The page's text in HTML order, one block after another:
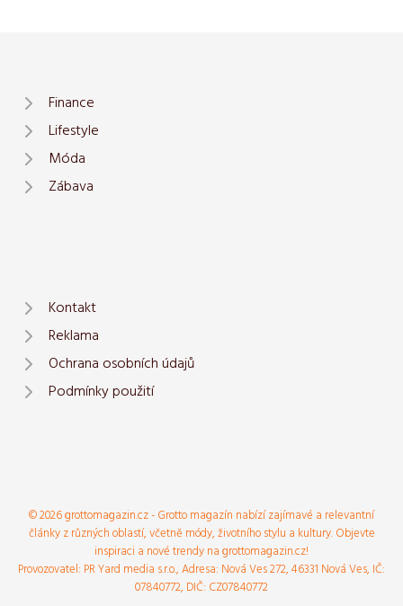
Finance
Lifestyle
Móda
Zábava
Kontakt
Reklama
Ochrana osobních údajů
Podmínky použití
© 2026 grottomagazin.cz - Grotto magazín nabízí zajímavé a relevantní
články z různých oblastí, včetně módy, životního stylu a kultury. Objevte
inspiraci a nové trendy na grottomagazin.cz!
Provozovatel: PR Yard media s.r.o., Adresa: Nová Ves 272, 46331 Nová Ves, IČ:
07840772, DIČ: CZ07840772